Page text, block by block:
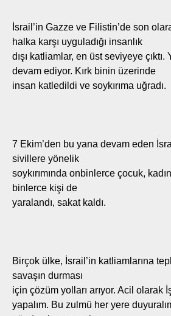
İsrail’in Gazze ve Filistin’de son
halka karşı uyguladığı insanlık
dışı katliamlar, en üst seviyeye çıktı.
devam ediyor. Kırk binin üzerinde
insan katledildi ve soykırıma uğradı.
7 Ekim’den bu yana devam eden
sivillere yönelik
soykırımında onbinlerce çocuk,
binlerce kişi de
yaralandı, sakat kaldı.
Birçok ülke, İsrail’in katliamlarına
savaşın durması
için çözüm yolları arıyor. Acil olarak
yapalım. Bu zulmü her yere